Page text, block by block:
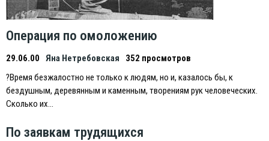
Операция по омоложению
29.06.00 Яна Нетребовская
352 просмотров
?Время безжалостно не только к людям, но и, казалось бы, к
бездушным, деревянным и каменным, творениям рук человеческих.
Сколько их…
По заявкам трудящихся